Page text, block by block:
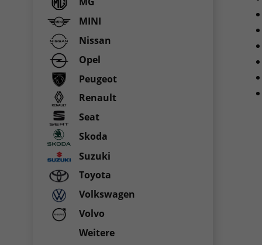
MINI
Nissan
Opel
Peugeot
Renault
Seat
Skoda
Suzuki
Toyota
Volkswagen
Volvo
Weitere